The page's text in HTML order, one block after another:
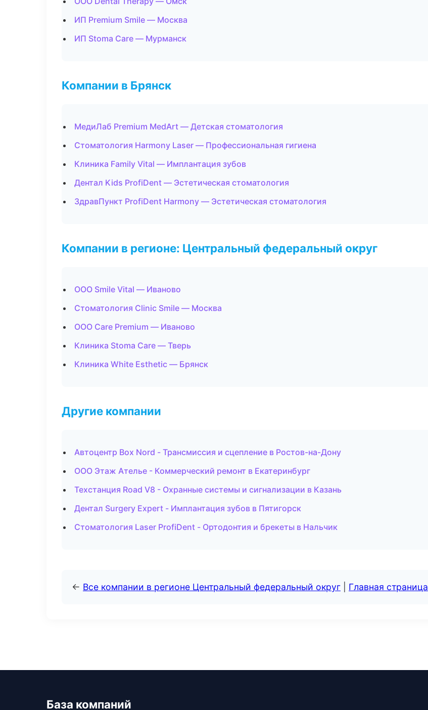
ИП Premium Smile — Москва
ИП Stoma Care — Мурманск
Компании в Брянск
МедиЛаб Premium MedArt — Детская стоматология
Стоматология Harmony Laser — Профессиональная гигиена
Клиника Family Vital — Имплантация зубов
Дентал Kids ProfiDent — Эстетическая стоматология
ЗдравПункт ProfiDent Harmony — Эстетическая стоматология
Компании в регионе: Центральный федеральный округ
ООО Smile Vital — Иваново
Стоматология Clinic Smile — Москва
ООО Care Premium — Иваново
Клиника Stoma Care — Тверь
Клиника White Esthetic — Брянск
Другие компании
Автоцентр Box Nord - Трансмиссия и сцепление в Ростов-на-Дону
ООО Этаж Ателье - Коммерческий ремонт в Екатеринбург
Техстанция Road V8 - Охранные системы и сигнализации в Казань
Дентал Surgery Expert - Имплантация зубов в Пятигорск
Стоматология Laser ProfiDent - Ортодонтия и брекеты в Нальчик
← Все компании в регионе Центральный федеральный округ Главная страница
База компаний